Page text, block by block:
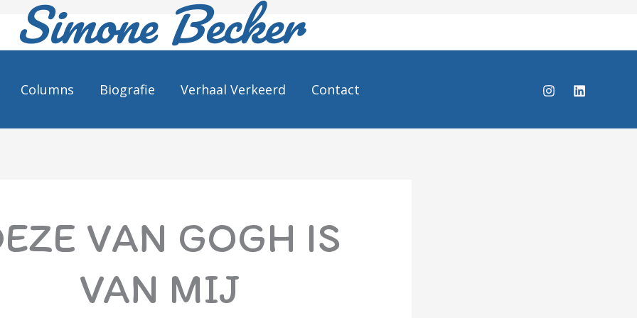
Simone Becker
Columns Biografie Verhaal Verkeerd Contact
VAN GOGH IS
VAN MIJ